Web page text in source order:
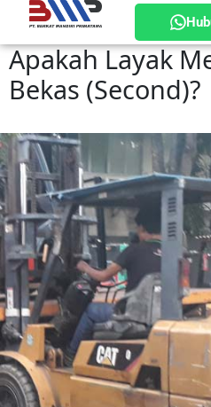
Apakah Layak
Bekas (Second)?